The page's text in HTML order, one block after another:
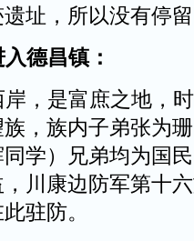
址，所以没有停
德昌镇：
，是富庶之地，
，族内子弟张为
学）兄弟均为国
川康边防军第十
驻防。